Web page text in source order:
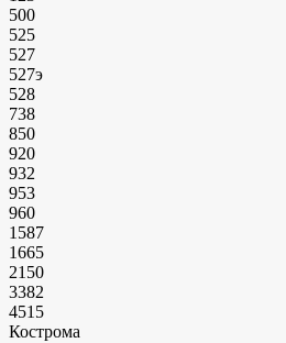
500
525
527
527э
528
738
850
920
932
953
960
1587
1665
2150
3382
4515
Кострома